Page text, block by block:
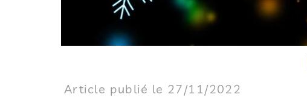
Article publié le 27/11/2022